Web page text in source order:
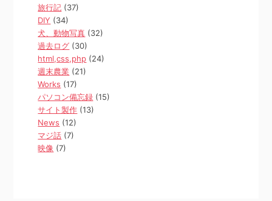
旅行記 (37)
DIY (34)
犬、動物写真 (32)
過去ログ (30)
html,css,php (24)
週末農業 (21)
Works (17)
パソコン備忘録 (15)
サイト製作 (13)
News (12)
マジ話 (7)
映像 (7)